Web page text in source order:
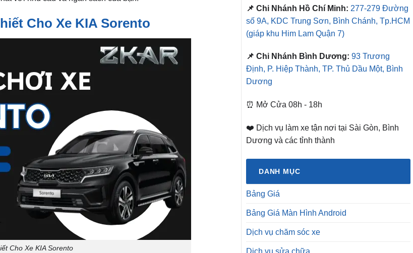
Cho Xe KIA Sorento
Cho Xe KIA Sorento
📌 Chi Nhánh Hồ Chí Minh: 277-279 Đường
số 9A, KDC Trung Sơn, Bình Chánh, Tp.HCM
(giáp khu Him Lam Quận 7)
📌 Chi Nhánh Bình Dương: 93 Trương
Định, P. Hiệp Thành, TP. Thủ Dầu Một, Bình
Dương
⏰ Mở Cửa 08h - 18h
❤️ Dịch vụ làm xe tận nơi tại Sài Gòn, Bình
Dương và các tỉnh thành
DANH MỤC
Bảng Giá
Bảng Giá Màn Hình Android
Dịch vụ chăm sóc xe
Dịch vụ sửa chữa